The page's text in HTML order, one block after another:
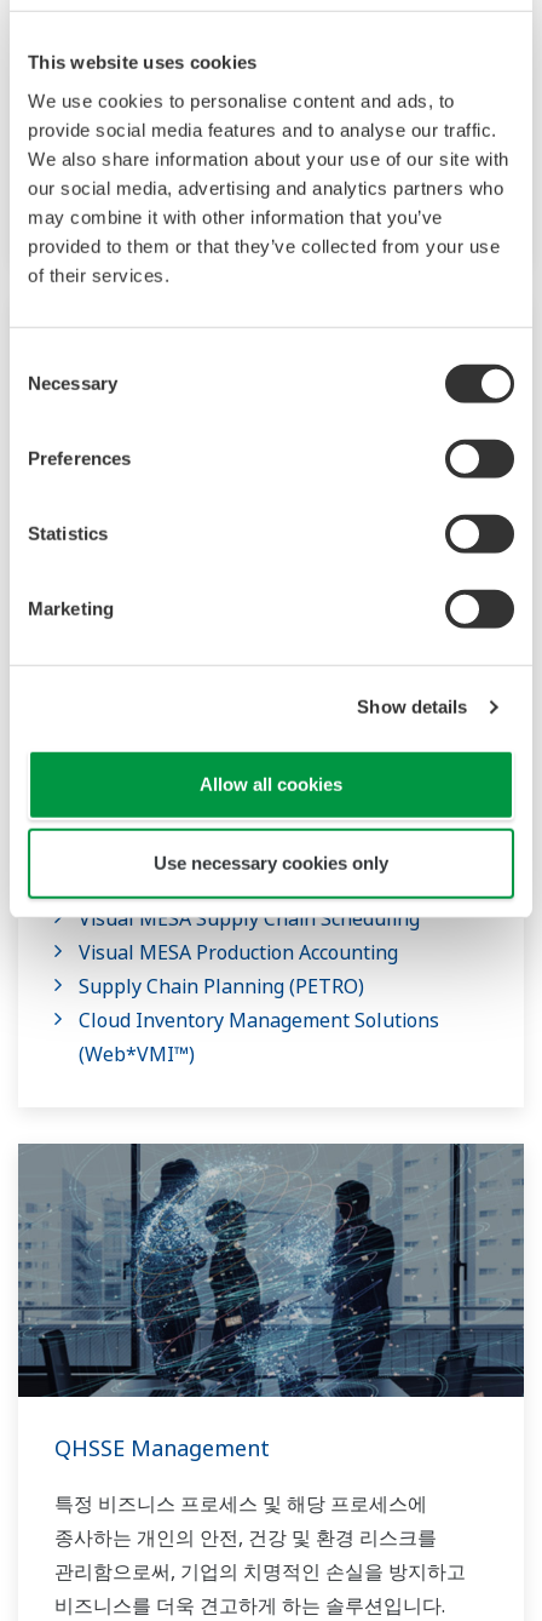
This website uses cookies
We use cookies to personalise content and ads, to
provide social media features and to analyse our traffic.
We also share information about your use of our site with
our social media, advertising and analytics partners who
may combine it with other information that you’ve
provided to them or that they’ve collected from your use
of their services.
Selection
Necessary
Preferences
Statistics
Marketing
Show details
Allow all cookies
Use necessary cookies only
Management System​ (AMADAS)
eServ
Plant Resource Manager (PRM)
Predictive Maintenance of Pump Cavitation
(Cavitation Detection System)
Supply Chain Management
있도록 지원하는 솔루션입니다.
Off-site & Terminal Management
Terminal Automation
Visual MESA Supply Chain Scheduling
Visual MESA Production Accounting
Supply Chain Planning (PETRO)
Cloud Inventory Management Solutions
(Web*VMI™)
QHSSE Management
특정 비즈니스 프로세스 및 해당 프로세스에
종사하는 개인의 안전, 건강 및 환경 리스크를
관리함으로써, 기업의 치명적인 손실을 방지하고
비즈니스를 더욱 견고하게 하는 솔루션입니다.